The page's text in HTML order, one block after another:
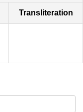
Transliteration